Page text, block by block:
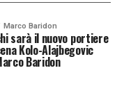
Marco Baridon
sarà il nuovo portiere
Kolo-Alajbegovic
Baridon